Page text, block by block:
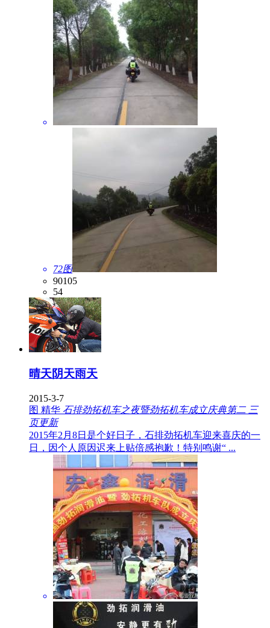
72图
90105
54
晴天阴天雨天
2015-3-7
图 精华 石排劲拓机车之夜暨劲拓机车成立庆典第二 三
页更新
2015年2月8日是个好日子，石排劲拓机车迎来喜庆的一
日，因个人原因迟来上贴倍感抱歉！特别鸣谢“ ...